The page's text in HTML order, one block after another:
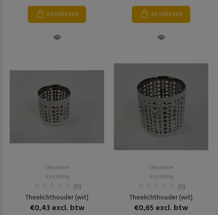
RESERVEER RESERVEER
Decoratie
Inrichting
(0)
Theelichthouder (wit)
€0,43 excl. btw
Decoratie
Inrichting
(0)
Theelichthouder (wit)
€0,65 excl. btw